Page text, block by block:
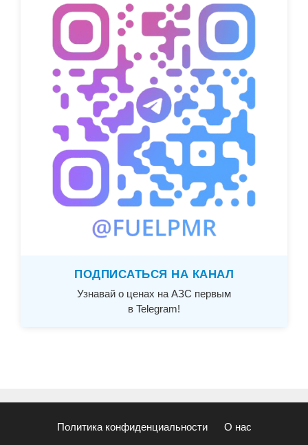
ПОДПИСАТЬСЯ НА КАНАЛ
Узнавай о ценах на АЗС первым
в Telegram!
Политика конфиденциальности О нас